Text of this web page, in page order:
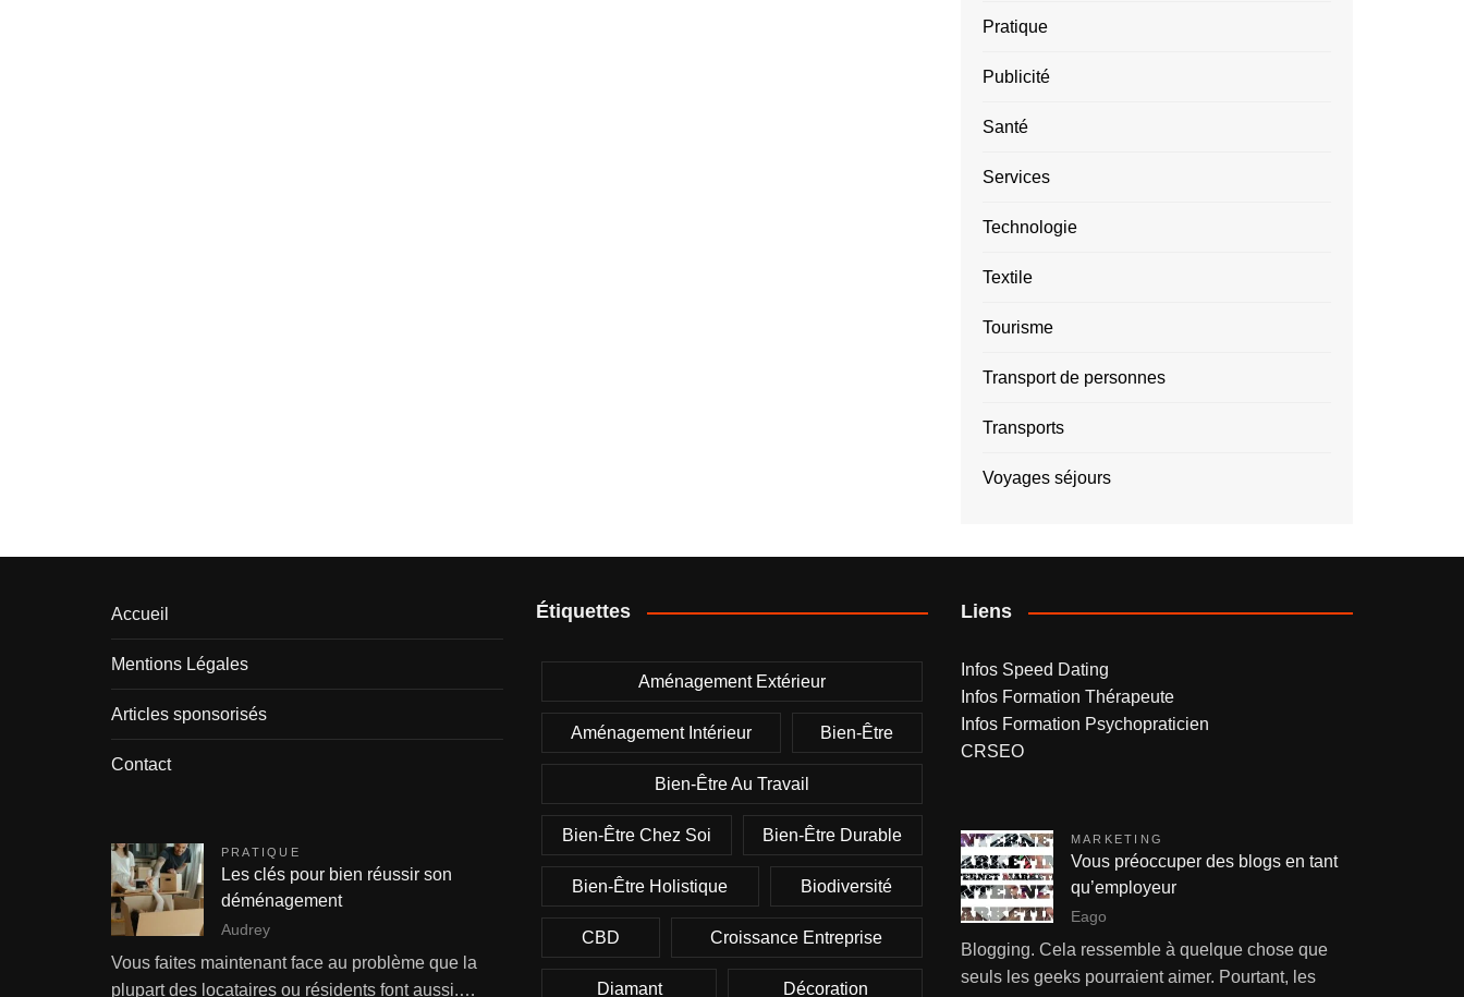
Pratique
Publicité
Santé
Services
Technologie
Textile
Tourisme
Transport de personnes
Transports
Voyages séjours
Accueil
Mentions Légales
Articles sponsorisés
Contact
PRATIQUE
Les clés pour bien réussir son
déménagement
Audrey
Vous faites maintenant face au problème que la
plupart des locataires ou résidents font aussi.…
Étiquettes
Aménagement Extérieur
Aménagement Intérieur Bien-Être
Bien-Être Au Travail
Bien-Être Chez Soi Bien-Être Durable
Bien-Être Holistique Biodiversité
CBD Croissance Entreprise
Diamant Décoration
Liens
Infos Speed Dating
Infos Formation Thérapeute
Infos Formation Psychopraticien
CRSEO
MARKETING
Vous préoccuper des blogs en tant
qu’employeur
Eago
Blogging. Cela ressemble à quelque chose que
seuls les geeks pourraient aimer. Pourtant, les